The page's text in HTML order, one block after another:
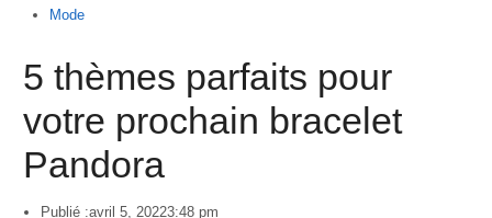
Mode
5 thèmes parfaits pour
votre prochain bracelet
Pandora
Publié :avril 5, 20223:48 pm